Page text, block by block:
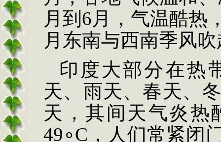
月到 6月，气温酷热
月东南与西南季风
印度大部分在热
天、雨天、春天、
天，其间天气炎热
49∘C ，人们常紧闭